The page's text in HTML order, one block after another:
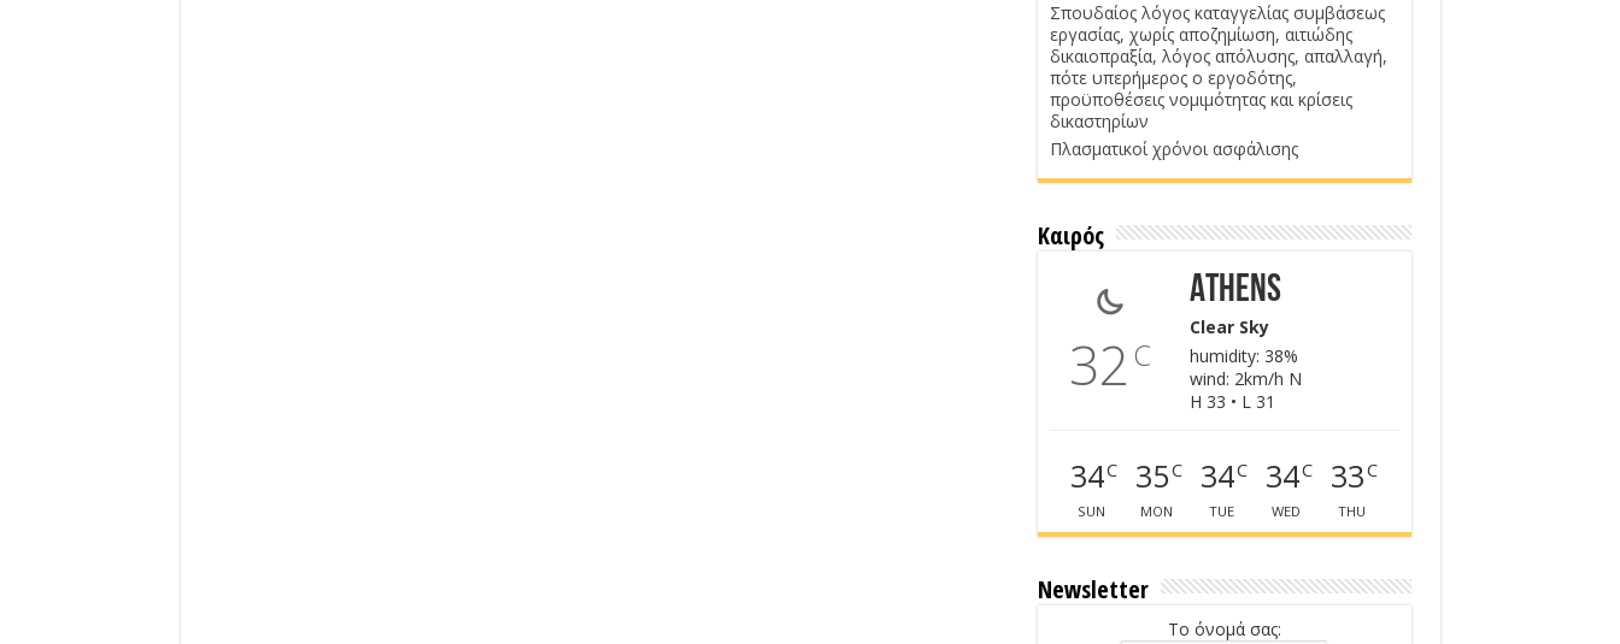
Σπουδαίος λόγος καταγγελίας συμβάσεως
εργασίας, χωρίς αποζημίωση, αιτιώδης
δικαιοπραξία, λόγος απόλυσης, απαλλαγή,
πότε υπερήμερος ο εργοδότης,
προϋποθέσεις νομιμότητας και κρίσεις
δικαστηρίων
Πλασματικοί χρόνοι ασφάλισης
Καιρός
32 C
Athens
Clear Sky
humidity: 38%
wind: 2km/h N
H 33 • L 31
34C
SUN
35C
MON
34C
TUE
34C
WED
33C
THU
Newsletter
Το όνομά σας: